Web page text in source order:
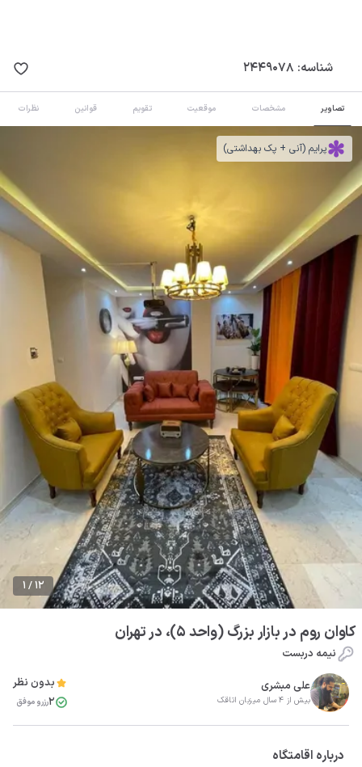
شناسه: 2449078
تصاویر مشخصات موقعیت تقویم قوانین نظرات
1 / 12
پرایم (آنی + پک بهداشتی)
کاوان روم در بازار بزرگ (واحد 5)، در تهران
نیمه دربست
علی مبشری
بیش از 4 سال میزبان اتاقک
بدون نظر
2رزرو موفق
درباره اقامتگاه